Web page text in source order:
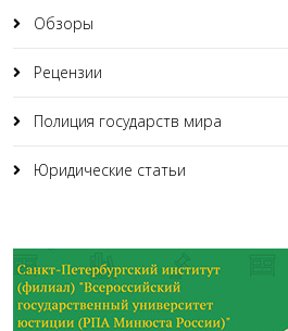
Обзоры
Рецензии
Полиция государств мира
Юридические статьи